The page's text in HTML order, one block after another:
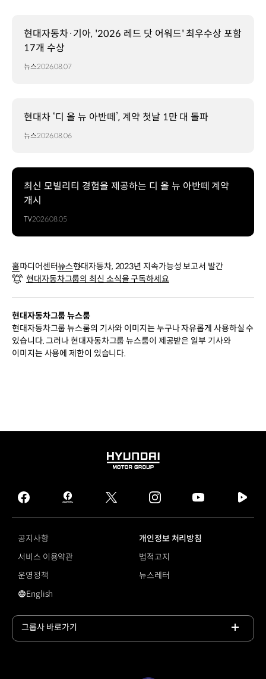
현대자동차·기아, '2026 레드 닷 어워드' 최우수상 포함
17개 수상
뉴스2026.08.07
현대차 ‘디 올 뉴 아반떼’, 계약 첫날 1만 대 돌파
뉴스2026.08.06
최신 모빌리티 경험을 제공하는 디 올 뉴 아반떼 계약
개시
TV2026.08.05
홈미디어센터뉴스현대자동차, 2023년 지속가능성 보고서 발간
현대자동차그룹의 최신 소식을 구독하세요
현대자동차그룹 뉴스룸
현대자동차그룹 뉴스룸의 기사와 이미지는 누구나 자유롭게 사용하실 수
있습니다. 그러나 현대자동차그룹 뉴스룸이 제공받은 일부 기사와
이미지는 사용에 제한이 있습니다.
HYUNDAI
GROUP
facebook
hmg
journal
twitter instagram
tv
공지사항
개인정보 처리방침
서비스 이용약관
법적고지
운영정책
뉴스레터
영문 사이트로 이동
English
그룹사 바로가기